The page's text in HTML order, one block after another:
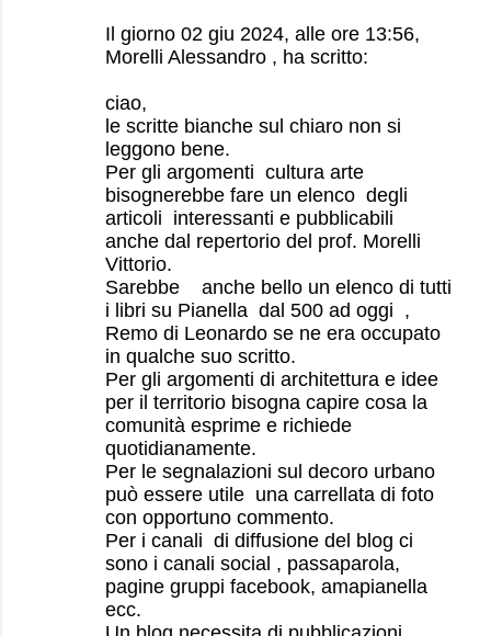
Il giorno 02 giu 2024, alle ore 13:56,
Morelli Alessandro , ha scritto:
ciao,
le scritte bianche sul chiaro non si
leggono bene.
Per gli argomenti cultura arte
bisognerebbe fare un elenco degli
articoli interessanti e pubblicabili
anche dal repertorio del prof. Morelli
Vittorio.
Sarebbe anche bello un elenco di tutti
i libri su Pianella dal 500 ad oggi ,
Remo di Leonardo se ne era occupato
in qualche suo scritto.
Per gli argomenti di architettura e idee
per il territorio bisogna capire cosa la
comunità esprime e richiede
quotidianamente.
Per le segnalazioni sul decoro urbano
può essere utile una carrellata di foto
con opportuno commento.
Per i canali di diffusione del blog ci
sono i canali social , passaparola,
pagine gruppi facebook, amapianella
ecc.